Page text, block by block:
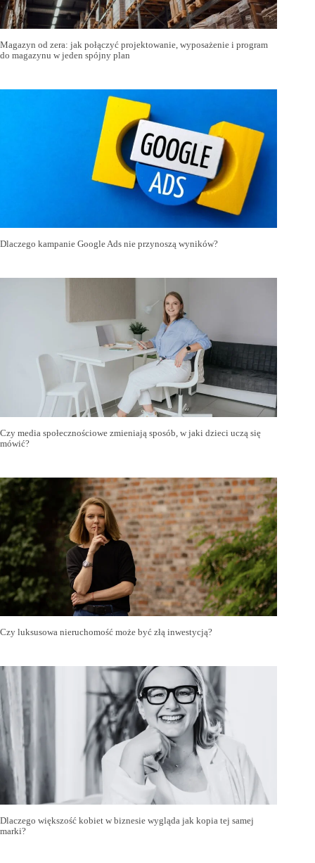
Magazyn od zera: jak połączyć projektowanie, wyposażenie i program
do magazynu w jeden spójny plan
Dlaczego kampanie Google Ads nie przynoszą wyników?
Czy media społecznościowe zmieniają sposób, w jaki dzieci uczą się
mówić?
Czy luksusowa nieruchomość może być złą inwestycją?
Dlaczego większość kobiet w biznesie wygląda jak kopia tej samej
marki?